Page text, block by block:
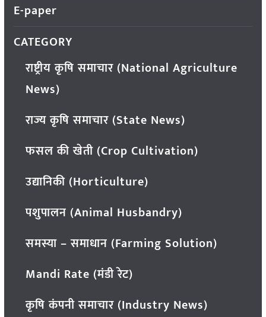
E-paper
CATEGORY
राष्ट्रीय कृषि समाचार (National Agriculture
News)
राज्य कृषि समाचार (State News)
फसल की खेती (Crop Cultivation)
उद्यानिकी (Horticulture)
पशुपालन (Animal Husbandry)
समस्या – समाधान (Farming Solution)
Mandi Rate (मंडी रेट)
कृषि कंपनी समाचार (Industry News)